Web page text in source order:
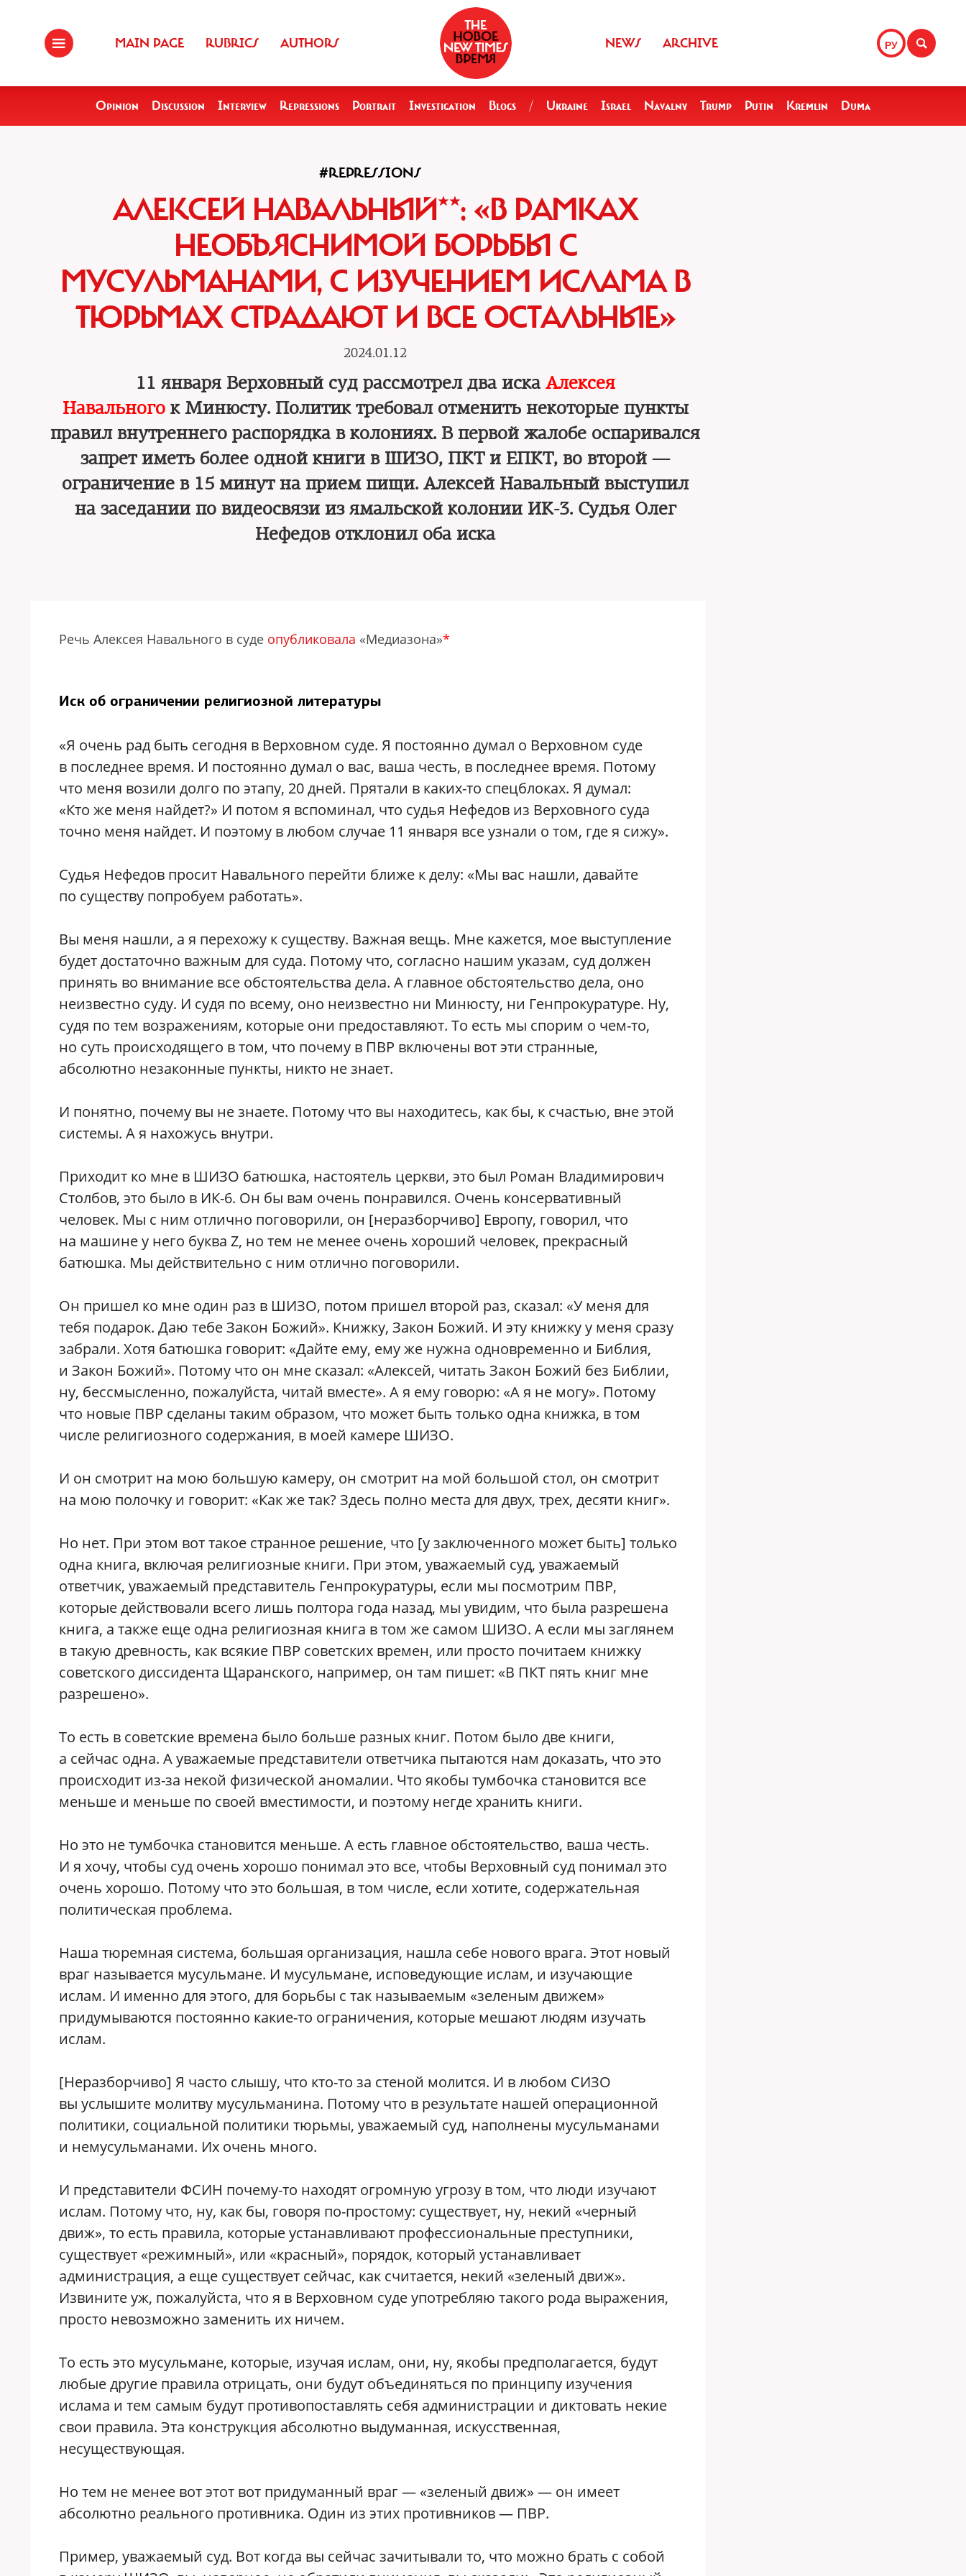
MAIN PAGE RUBRICS AUTHORS РУ
NEWS ARCHIVE
Opinion Discussion Interview Repressions Portrait Investigation Blogs / Ukraine Israel Navalny Trump Putin Kremlin Duma
#REPRESSIONS
АЛЕКСЕЙ НАВАЛЬНЫЙ**: «В РАМКАХ
НЕОБЪЯСНИМОЙ БОРЬБЫ С
МУСУЛЬМАНАМИ, С ИЗУЧЕНИЕМ ИСЛАМА В
ТЮРЬМАХ СТРАДАЮТ И ВСЕ ОСТАЛЬНЫЕ»
2024.01.12
11 января Верховный суд рассмотрел два иска Алексея
Навальногок Минюсту. Политик требовал отменить некоторые пункты
правил внутреннего распорядка в колониях. В первой жалобе оспаривался
запрет иметь более одной книги в ШИЗО, ПКТ и ЕПКТ, во второй —
ограничение в 15 минут на прием пищи. Алексей Навальный выступил
на заседании по видеосвязи из ямальской колонии ИК-3. Судья Олег
Нефедов отклонил оба иска
Речь Алексея Навального в суде опубликовала «Медиазона»*
Иск об ограничении религиозной литературы
«Я очень рад быть сегодня в Верховном суде. Я постоянно думал о Верховном суде
в последнее время. И постоянно думал о вас, ваша честь, в последнее время. Потому
что меня возили долго по этапу, 20 дней. Прятали в каких-то спецблоках. Я думал:
«Кто же меня найдет?» И потом я вспоминал, что судья Нефедов из Верховного суда
точно меня найдет. И поэтому в любом случае 11 января все узнали о том, где я сижу».
Судья Нефедов просит Навального перейти ближе к делу: «Мы вас нашли, давайте
по существу попробуем работать».
Вы меня нашли, а я перехожу к существу. Важная вещь. Мне кажется, мое выступление
будет достаточно важным для суда. Потому что, согласно нашим указам, суд должен
принять во внимание все обстоятельства дела. А главное обстоятельство дела, оно
неизвестно суду. И судя по всему, оно неизвестно ни Минюсту, ни Генпрокуратуре. Ну,
судя по тем возражениям, которые они предоставляют. То есть мы спорим о чем-то,
но суть происходящего в том, что почему в ПВР включены вот эти странные,
абсолютно незаконные пункты, никто не знает.
И понятно, почему вы не знаете. Потому что вы находитесь, как бы, к счастью, вне этой
системы. А я нахожусь внутри.
Приходит ко мне в ШИЗО батюшка, настоятель церкви, это был Роман Владимирович
Столбов, это было в ИК-6. Он бы вам очень понравился. Очень консервативный
человек. Мы с ним отлично поговорили, он [неразборчиво] Европу, говорил, что
на машине у него буква Z, но тем не менее очень хороший человек, прекрасный
батюшка. Мы действительно с ним отлично поговорили.
Он пришел ко мне один раз в ШИЗО, потом пришел второй раз, сказал: «У меня для
тебя подарок. Даю тебе Закон Божий». Книжку, Закон Божий. И эту книжку у меня сразу
забрали. Хотя батюшка говорит: «Дайте ему, ему же нужна одновременно и Библия,
и Закон Божий». Потому что он мне сказал: «Алексей, читать Закон Божий без Библии,
ну, бессмысленно, пожалуйста, читай вместе». А я ему говорю: «А я не могу». Потому
что новые ПВР сделаны таким образом, что может быть только одна книжка, в том
числе религиозного содержания, в моей камере ШИЗО.
И он смотрит на мою большую камеру, он смотрит на мой большой стол, он смотрит
на мою полочку и говорит: «Как же так? Здесь полно места для двух, трех, десяти книг».
Но нет. При этом вот такое странное решение, что [у заключенного может быть] только
одна книга, включая религиозные книги. При этом, уважаемый суд, уважаемый
ответчик, уважаемый представитель Генпрокуратуры, если мы посмотрим ПВР,
которые действовали всего лишь полтора года назад, мы увидим, что была разрешена
книга, а также еще одна религиозная книга в том же самом ШИЗО. А если мы заглянем
в такую древность, как всякие ПВР советских времен, или просто почитаем книжку
советского диссидента Щаранского, например, он там пишет: «В ПКТ пять книг мне
разрешено».
То есть в советские времена было больше разных книг. Потом было две книги,
а сейчас одна. А уважаемые представители ответчика пытаются нам доказать, что это
происходит из-за некой физической аномалии. Что якобы тумбочка становится все
меньше и меньше по своей вместимости, и поэтому негде хранить книги.
Но это не тумбочка становится меньше. А есть главное обстоятельство, ваша честь.
И я хочу, чтобы суд очень хорошо понимал это все, чтобы Верховный суд понимал это
очень хорошо. Потому что это большая, в том числе, если хотите, содержательная
политическая проблема.
Наша тюремная система, большая организация, нашла себе нового врага. Этот новый
враг называется мусульмане. И мусульмане, исповедующие ислам, и изучающие
ислам. И именно для этого, для борьбы с так называемым «зеленым движем»
придумываются постоянно какие-то ограничения, которые мешают людям изучать
ислам.
[Неразборчиво] Я часто слышу, что кто-то за стеной молится. И в любом СИЗО
вы услышите молитву мусульманина. Потому что в результате нашей операционной
политики, социальной политики тюрьмы, уважаемый суд, наполнены мусульманами
и немусульманами. Их очень много.
И представители ФСИН почему-то находят огромную угрозу в том, что люди изучают
ислам. Потому что, ну, как бы, говоря по-простому: существует, ну, некий «черный
движ», то есть правила, которые устанавливают профессиональные преступники,
существует «режимный», или «красный», порядок, который устанавливает
администрация, а еще существует сейчас, как считается, некий «зеленый движ».
Извините уж, пожалуйста, что я в Верховном суде употребляю такого рода выражения,
просто невозможно заменить их ничем.
То есть это мусульмане, которые, изучая ислам, они, ну, якобы предполагается, будут
любые другие правила отрицать, они будут объединяться по принципу изучения
ислама и тем самым будут противопоставлять себя администрации и диктовать некие
свои правила. Эта конструкция абсолютно выдуманная, искусственная,
несуществующая.
Но тем не менее вот этот вот придуманный враг — «зеленый движ» — он имеет
абсолютно реального противника. Один из этих противников — ПВР.
Пример, уважаемый суд. Вот когда вы сейчас зачитывали то, что можно брать с собой